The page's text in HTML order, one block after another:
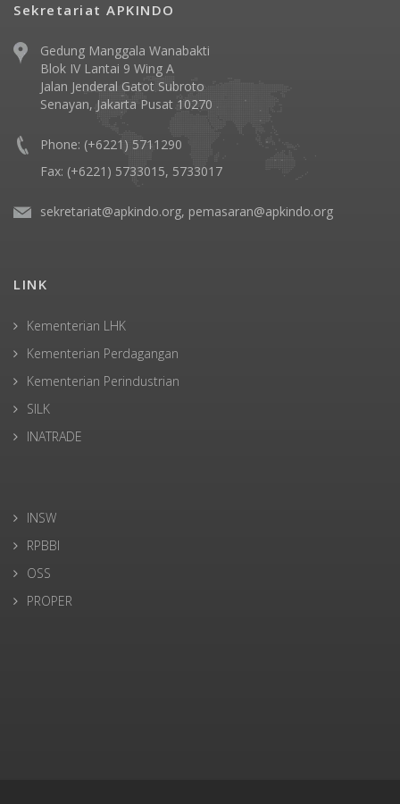
Sekretariat APKINDO
Gedung Manggala Wanabakti
Blok IV Lantai 9 Wing A
Jalan Jenderal Gatot Subroto
Senayan, Jakarta Pusat 10270
Phone: (+6221) 5711290
Fax: (+6221) 5733015, 5733017
sekretariat@apkindo.org, pemasaran@apkindo.org
LINK
Kementerian LHK
Kementerian Perdagangan
Kementerian Perindustrian
SILK
INATRADE
INSW
RPBBI
OSS
PROPER